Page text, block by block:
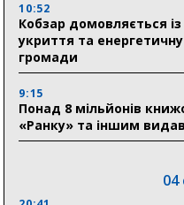
10:52
Кобзар домовляється
укриття та
громади
9:15
Понад 8 мільйонів
«Ранку» та іншим
04